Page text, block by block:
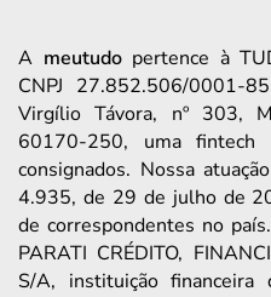
A meutudopertence à
CNPJ 27.852.506/0001-
Virgílio Távora, nº 303,
60170-250, uma fintech
consignados. Nossa
4.935, de 29 de julho de
de correspondentes no
PARATI CRÉDITO,
S/A, instituição financeira